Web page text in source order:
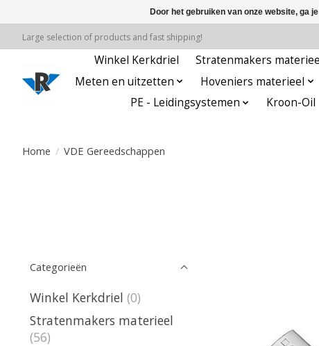
Large selection of products and fast shipping!
Winkel Kerkdriel Stratenmakers
Meten en uitzetten
Hoveniers materieel
PE - Leidingsystemen
Kroon-Oil
Home / VDE Gereedschappen
Categorieën
Winkel Kerkdriel (0)
Stratenmakers materieel
(56)
Door het gebruiken van onze website, ga